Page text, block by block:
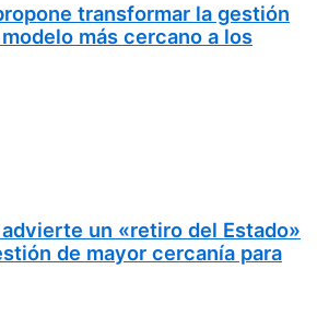
transformar la gestión
más cercano a los
un «retiro del Estado»
de mayor cercanía para